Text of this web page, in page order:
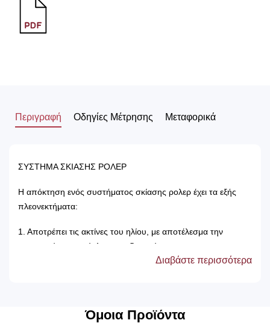
Περιγραφή Οδηγίες Μέτρησης Μεταφορικά
ΣΥΣΤΗΜΑ ΣΚΙΑΣΗΣ ΡΟΛΕΡ
Η απόκτηση ενός συστήματος σκίασης ρολερ έχει τα εξής
πλεονεκτήματα:
1. Αποτρέπει τις ακτίνες του ηλίου, με αποτέλεσμα την
προστασία των επίπλων του δωματίου.
2. Δεν χρειάζονται πλύσιμο, καθώς καθαρίζονται μόνο με ένα
4. Μπορούν να τοποθετηθούν κάτω από ξύλινη μετώπη ή
Διαβάστε περισσότερα
Όμοια Προϊόντα